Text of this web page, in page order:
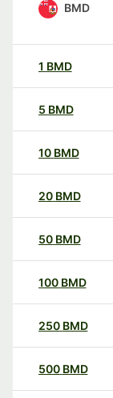
BMD
1 BMD
5 BMD
10 BMD
20 BMD
50 BMD
100 BMD
250 BMD
500 BMD